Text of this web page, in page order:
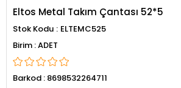
Eltos Metal Takım Çantası 52*5
Stok Kodu
ELTEMC525
ADET
Barkod : 8698532264711